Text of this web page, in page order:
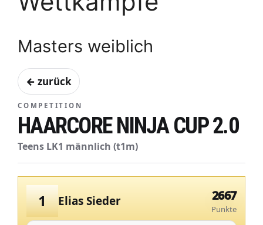
Masters weiblich
← zurück
COMPETITION
HAARCORE NINJA CUP 2.0
Teens LK1 männlich (t1m)
1 Elias Sieder 2667
Punkte